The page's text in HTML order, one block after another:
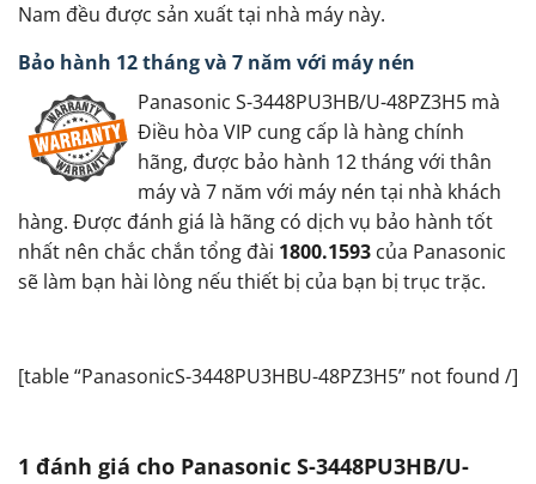
Nam đều được sản xuất tại nhà máy này.
Bảo hành 12 tháng và 7 năm với máy nén
Panasonic S-3448PU3HB/U-48PZ3H5 mà
Điều hòa VIP cung cấp là hàng chính
hãng, được bảo hành 12 tháng với thân
máy và 7 năm với máy nén tại nhà khách
hàng. Được đánh giá là hãng có dịch vụ bảo hành tốt
nhất nên chắc chắn tổng đài 1800.1593 của Panasonic
sẽ làm bạn hài lòng nếu thiết bị của bạn bị trục trặc.
[table “PanasonicS-3448PU3HBU-48PZ3H5” not found /]
1 đánh giá cho Panasonic S-3448PU3HB/U-